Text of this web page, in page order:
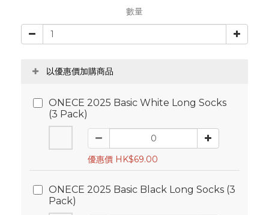
數量
以優惠價加購商品
ONECE 2025 Basic White Long Socks
(3 Pack)
優惠價 HK$69.00
ONECE 2025 Basic Black Long Socks (3
Pack)